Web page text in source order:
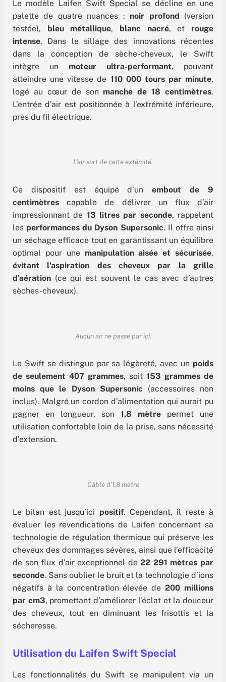
Le modèle Laifen Swift Special se décline en une
palette de quatre nuances : noir profond (version
testée), bleu métallique, blanc nacré, et rouge
intense. Dans le sillage des innovations récentes
dans la conception de sèche-cheveux, le Swift
intègre un moteur ultra-performant, pouvant
atteindre une vitesse de 110 000 tours par minute,
logé au cœur de son manche de 18 centimètres.
L’entrée d’air est positionnée à l’extrémité inférieure,
près du fil électrique.
L’air sort de cette extémité.
Ce dispositif est équipé d’unembout de 9
centimètres capable de délivrer un flux d’air
impressionnant de 13 litres par seconde, rappelant
les performances du Dyson Supersonic. Il offre ainsi
un séchage efficace tout en garantissant un équilibre
optimal pour une manipulation aisée et sécurisée,
évitant l’aspiration des cheveux par la grille
d’aération (ce qui est souvent le cas avec d’autres
sèches-cheveux).
Aucun air ne passe par ici.
Le Swift se distingue par sa légèreté, avec un poids
de seulement 407 grammes, soit 153 grammes de
moins que le Dyson Supersonic (accessoires non
inclus). Malgré un cordon d’alimentation qui aurait pu
gagner en longueur, son 1,8 mètre permet une
utilisation confortable loin de la prise, sans nécessité
d’extension.
Câble d’1,8 mètre
Le bilan est jusqu’ici positif. Cependant, il reste à
évaluer les revendications de Laifen concernant sa
technologie de régulation thermique qui préserve les
cheveux des dommages sévères, ainsi que l’efficacité
de son flux d’air exceptionnel de22 291 mètres par
seconde. Sans oublier le bruit et la technologie d’ions
négatifs à la concentration élevée de200 millions
par cm3, promettant d’améliorer l’éclat et la douceur
des cheveux, tout en diminuant les frisottis et la
sécheresse.
Utilisation du Laifen Swift Special
Les fonctionnalités du Swift se manipulent via un